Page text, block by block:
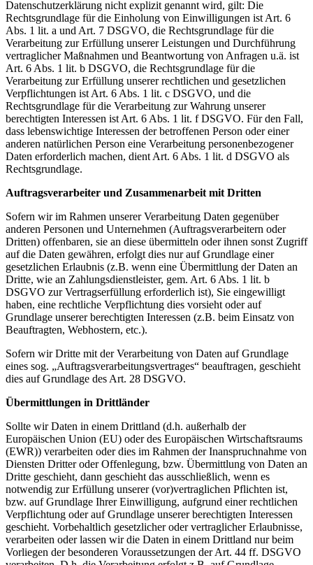
Datenschutzerklärung nicht explizit genannt wird, gilt: Die
Rechtsgrundlage für die Einholung von Einwilligungen ist Art. 6
Abs. 1 lit. a und Art. 7 DSGVO, die Rechtsgrundlage für die
Verarbeitung zur Erfüllung unserer Leistungen und Durchführung
vertraglicher Maßnahmen und Beantwortung von Anfragen u.ä. ist
Art. 6 Abs. 1 lit. b DSGVO, die Rechtsgrundlage für die
Verarbeitung zur Erfüllung unserer rechtlichen und gesetzlichen
Verpflichtungen ist Art. 6 Abs. 1 lit. c DSGVO, und die
Rechtsgrundlage für die Verarbeitung zur Wahrung unserer
berechtigten Interessen ist Art. 6 Abs. 1 lit. f DSGVO. Für den Fall,
dass lebenswichtige Interessen der betroffenen Person oder einer
anderen natürlichen Person eine Verarbeitung personenbezogener
Daten erforderlich machen, dient Art. 6 Abs. 1 lit. d DSGVO als
Rechtsgrundlage.
Auftragsverarbeiter und Zusammenarbeit mit Dritten
Sofern wir im Rahmen unserer Verarbeitung Daten gegenüber
anderen Personen und Unternehmen (Auftragsverarbeitern oder
Dritten) offenbaren, sie an diese übermitteln oder ihnen sonst Zugriff
auf die Daten gewähren, erfolgt dies nur auf Grundlage einer
gesetzlichen Erlaubnis (z.B. wenn eine Übermittlung der Daten an
Dritte, wie an Zahlungsdienstleister, gem. Art. 6 Abs. 1 lit. b
DSGVO zur Vertragserfüllung erforderlich ist), Sie eingewilligt
haben, eine rechtliche Verpflichtung dies vorsieht oder auf
Grundlage unserer berechtigten Interessen (z.B. beim Einsatz von
Beauftragten, Webhostern, etc.).
Sofern wir Dritte mit der Verarbeitung von Daten auf Grundlage
eines sog. „Auftragsverarbeitungsvertrages“ beauftragen, geschieht
dies auf Grundlage des Art. 28 DSGVO.
Übermittlungen in Drittländer
Sollte wir Daten in einem Drittland (d.h. außerhalb der
Europäischen Union (EU) oder des Europäischen Wirtschaftsraums
(EWR)) verarbeiten oder dies im Rahmen der Inanspruchnahme von
Diensten Dritter oder Offenlegung, bzw. Übermittlung von Daten an
Dritte geschieht, dann geschieht das ausschließlich, wenn es
notwendig zur Erfüllung unserer (vor)vertraglichen Pflichten ist,
bzw. auf Grundlage Ihrer Einwilligung, aufgrund einer rechtlichen
Verpflichtung oder auf Grundlage unserer berechtigten Interessen
geschieht. Vorbehaltlich gesetzlicher oder vertraglicher Erlaubnisse,
verarbeiten oder lassen wir die Daten in einem Drittland nur beim
Vorliegen der besonderen Voraussetzungen der Art. 44 ff. DSGVO